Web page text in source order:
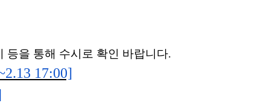
등을 통해 수시로 확인 바랍니다.
17:00]